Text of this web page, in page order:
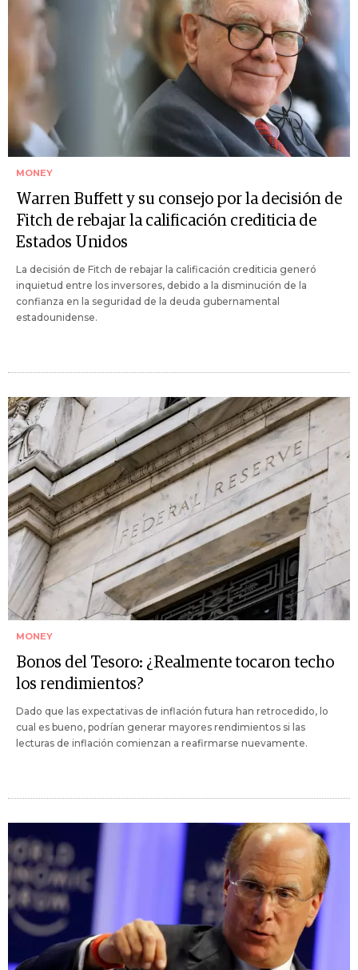
MONEY
Warren Buffett y su consejo por la decisión de
Fitch de rebajar la calificación crediticia de
Estados Unidos
La decisión de Fitch de rebajar la calificación crediticia generó
inquietud entre los inversores, debido a la disminución de la
confianza en la seguridad de la deuda gubernamental
estadounidense.
MONEY
Bonos del Tesoro: ¿Realmente tocaron techo
los rendimientos?
Dado que las expectativas de inflación futura han retrocedido, lo
cual es bueno, podrían generar mayores rendimientos si las
lecturas de inflación comienzan a reafirmarse nuevamente.